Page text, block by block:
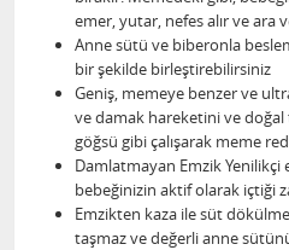
emer, yutar, nefes alır ve ara
Anne sütü ve biberonla
bir şekilde birleştirebilirsiniz
Geniş, memeye benzer ve
ve damak hareketini ve
göğsü gibi çalışarak meme
Damlatmayan Emzik Yenilikçi
bebeğinizin aktif olarak içtiği
Emzikten kaza ile süt
taşmaz ve değerli anne